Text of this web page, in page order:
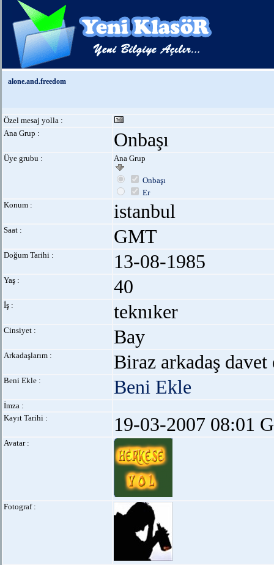
alone.and.freedom
Özel mesaj yolla :
Ana Grup :
Onbaşı
Üye grubu : Ana Grup
Onbaşı
Er
Konum :
istanbul
Saat : GMT
Doğum Tarihi : 13-08-1985
Yaş : 40
İş : teknıker
Cinsiyet : Bay
Arkadaşlarım : Biraz arkadaş davet
Beni Ekle : Beni Ekle
İmza :
Kayıt Tarihi :
19-03-2007 08:01
Avatar :
Fotograf :